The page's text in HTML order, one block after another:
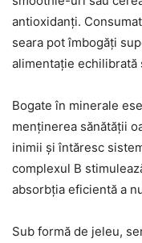
antioxidanți.
seara pot îmbogăți
alimentație echilibrată
Bogate în minerale
menținerea sănătății
inimii și întăresc
complexul B
absorbția eficientă a
Sub formă de jeleu,